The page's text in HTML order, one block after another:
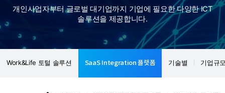
개인사업자부터 글로벌 대기업까지 기업에 필요한 다양한 ICT
솔루션을 제공합니다.
Work&Life 토털 솔루션 SaaS Integration 플랫폼 기술별 기업규